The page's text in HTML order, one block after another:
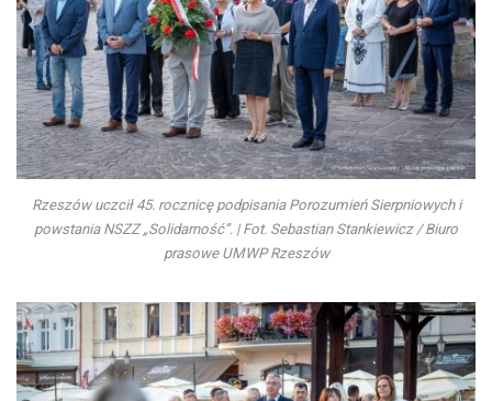
Rzeszów uczcił 45. rocznicę podpisania Porozumień Sierpniowych i
powstania NSZZ „Solidarność”. | Fot. Sebastian Stankiewicz / Biuro
prasowe UMWP Rzeszów